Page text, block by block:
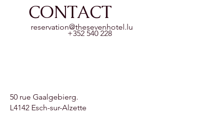
CONTACT
+352 540 228
reservation@thesevenhotel.lu
50 rue Gaalgebierg.
L4142 Esch-sur-Alzette